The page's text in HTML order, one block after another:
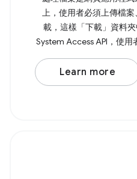
上，使用者必須上傳檔
載，這樣「下載」資料
System Access API，使用
進行修改，然後將變更儲
案，請呼叫
選檔案陣列的 Promise。
Learn more